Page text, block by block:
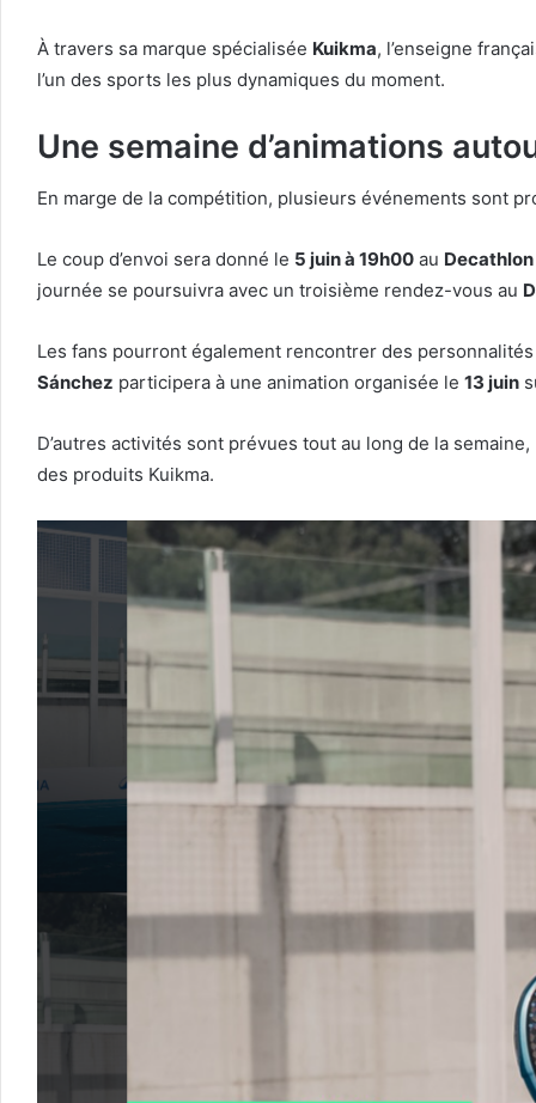
À travers sa marque spécialisée Kuikma, l’enseigne
l’un des sports les plus dynamiques du moment.
Une semaine d’animations
En marge de la compétition, plusieurs événements sont
Le coup d’envoi sera donné le 5 juin à 19h00 au
journée se poursuivra avec un troisième rendez-vous au
Les fans pourront également rencontrer des
Sánchez participera à une animation organisée le 13 juin
D’autres activités sont prévues tout au long de la
des produits Kuikma.